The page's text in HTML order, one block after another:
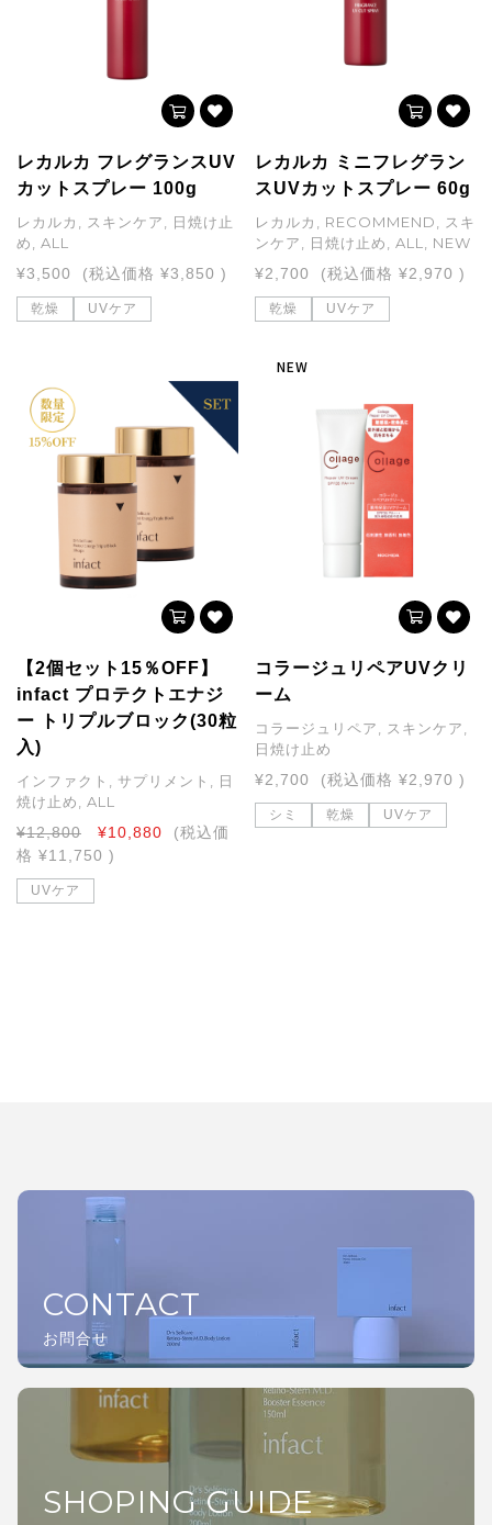
レカルカ フレグランスUV
カットスプレー 100g
レカルカ, スキンケア, 日焼け止
め, ALL
¥3,500
(税込価格 ¥3,850 )
乾燥 UVケア
レカルカ ミニフレグラン
スUVカットスプレー 60g
レカルカ, RECOMMEND, スキ
ンケア, 日焼け止め, ALL, NEW
¥2,700
(税込価格 ¥2,970 )
乾燥 UVケア
【2個セット15％OFF】
infact プロテクトエナジ
ー トリプルブロック(30粒
入)
インファクト, サプリメント, 日
焼け止め, ALL
¥12,800
¥10,880
(税込価
格 ¥11,750 )
UVケア
NEW
コラージュリペアUVクリ
ーム
コラージュリペア, スキンケア,
日焼け止め
¥2,700
(税込価格 ¥2,970 )
シミ 乾燥 UVケア
CONTACT
お問合せ
SHOPING GUIDE